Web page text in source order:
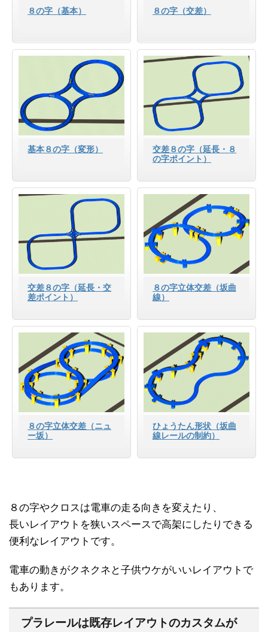
８の字（基本） ８の字（交差）
基本８の字（変形）
交差８の字（延長・８
の字ポイント）
交差８の字（延長・交
差ポイント）
８の字立体交差（坂曲
線）
８の字立体交差（ニュ
ー坂）
ひょうたん形状（坂曲
線レールの制約）
８の字やクロスは電車の走る向きを変えたり、
長いレイアウトを狭いスペースで高架にしたりできる
便利なレイアウトです。
電車の動きがクネクネと子供ウケがいいレイアウトで
もあります。
プラレールは既存レイアウトのカスタムが